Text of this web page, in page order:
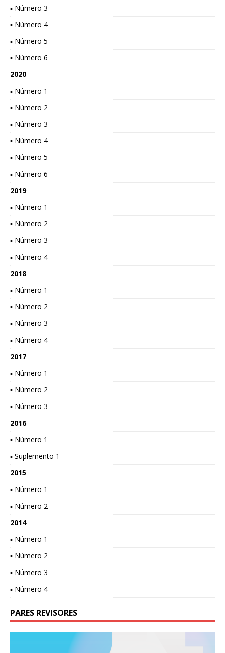
▪ Número 3
▪ Número 4
▪ Número 5
▪ Número 6
2020
▪ Número 1
▪ Número 2
▪ Número 3
▪ Número 4
▪ Número 5
▪ Número 6
2019
▪ Número 1
▪ Número 2
▪ Número 3
▪ Número 4
2018
▪ Número 1
▪ Número 2
▪ Número 3
▪ Número 4
2017
▪ Número 1
▪ Número 2
▪ Número 3
2016
▪ Número 1
▪ Suplemento 1
2015
▪ Número 1
▪ Número 2
2014
▪ Número 1
▪ Número 2
▪ Número 3
▪ Número 4
PARES REVISORES